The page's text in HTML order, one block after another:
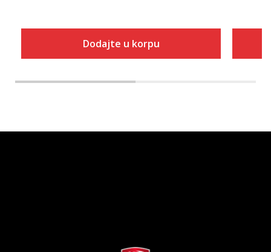
Dodajte u korpu